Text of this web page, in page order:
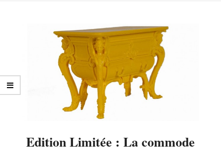
Edition Limitée : La commode